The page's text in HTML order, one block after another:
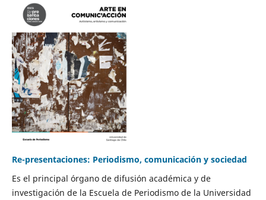
Re-presentaciones: Periodismo, comunicación y sociedad
Es el principal órgano de difusión académica y de
investigación de la Escuela de Periodismo de la Universidad